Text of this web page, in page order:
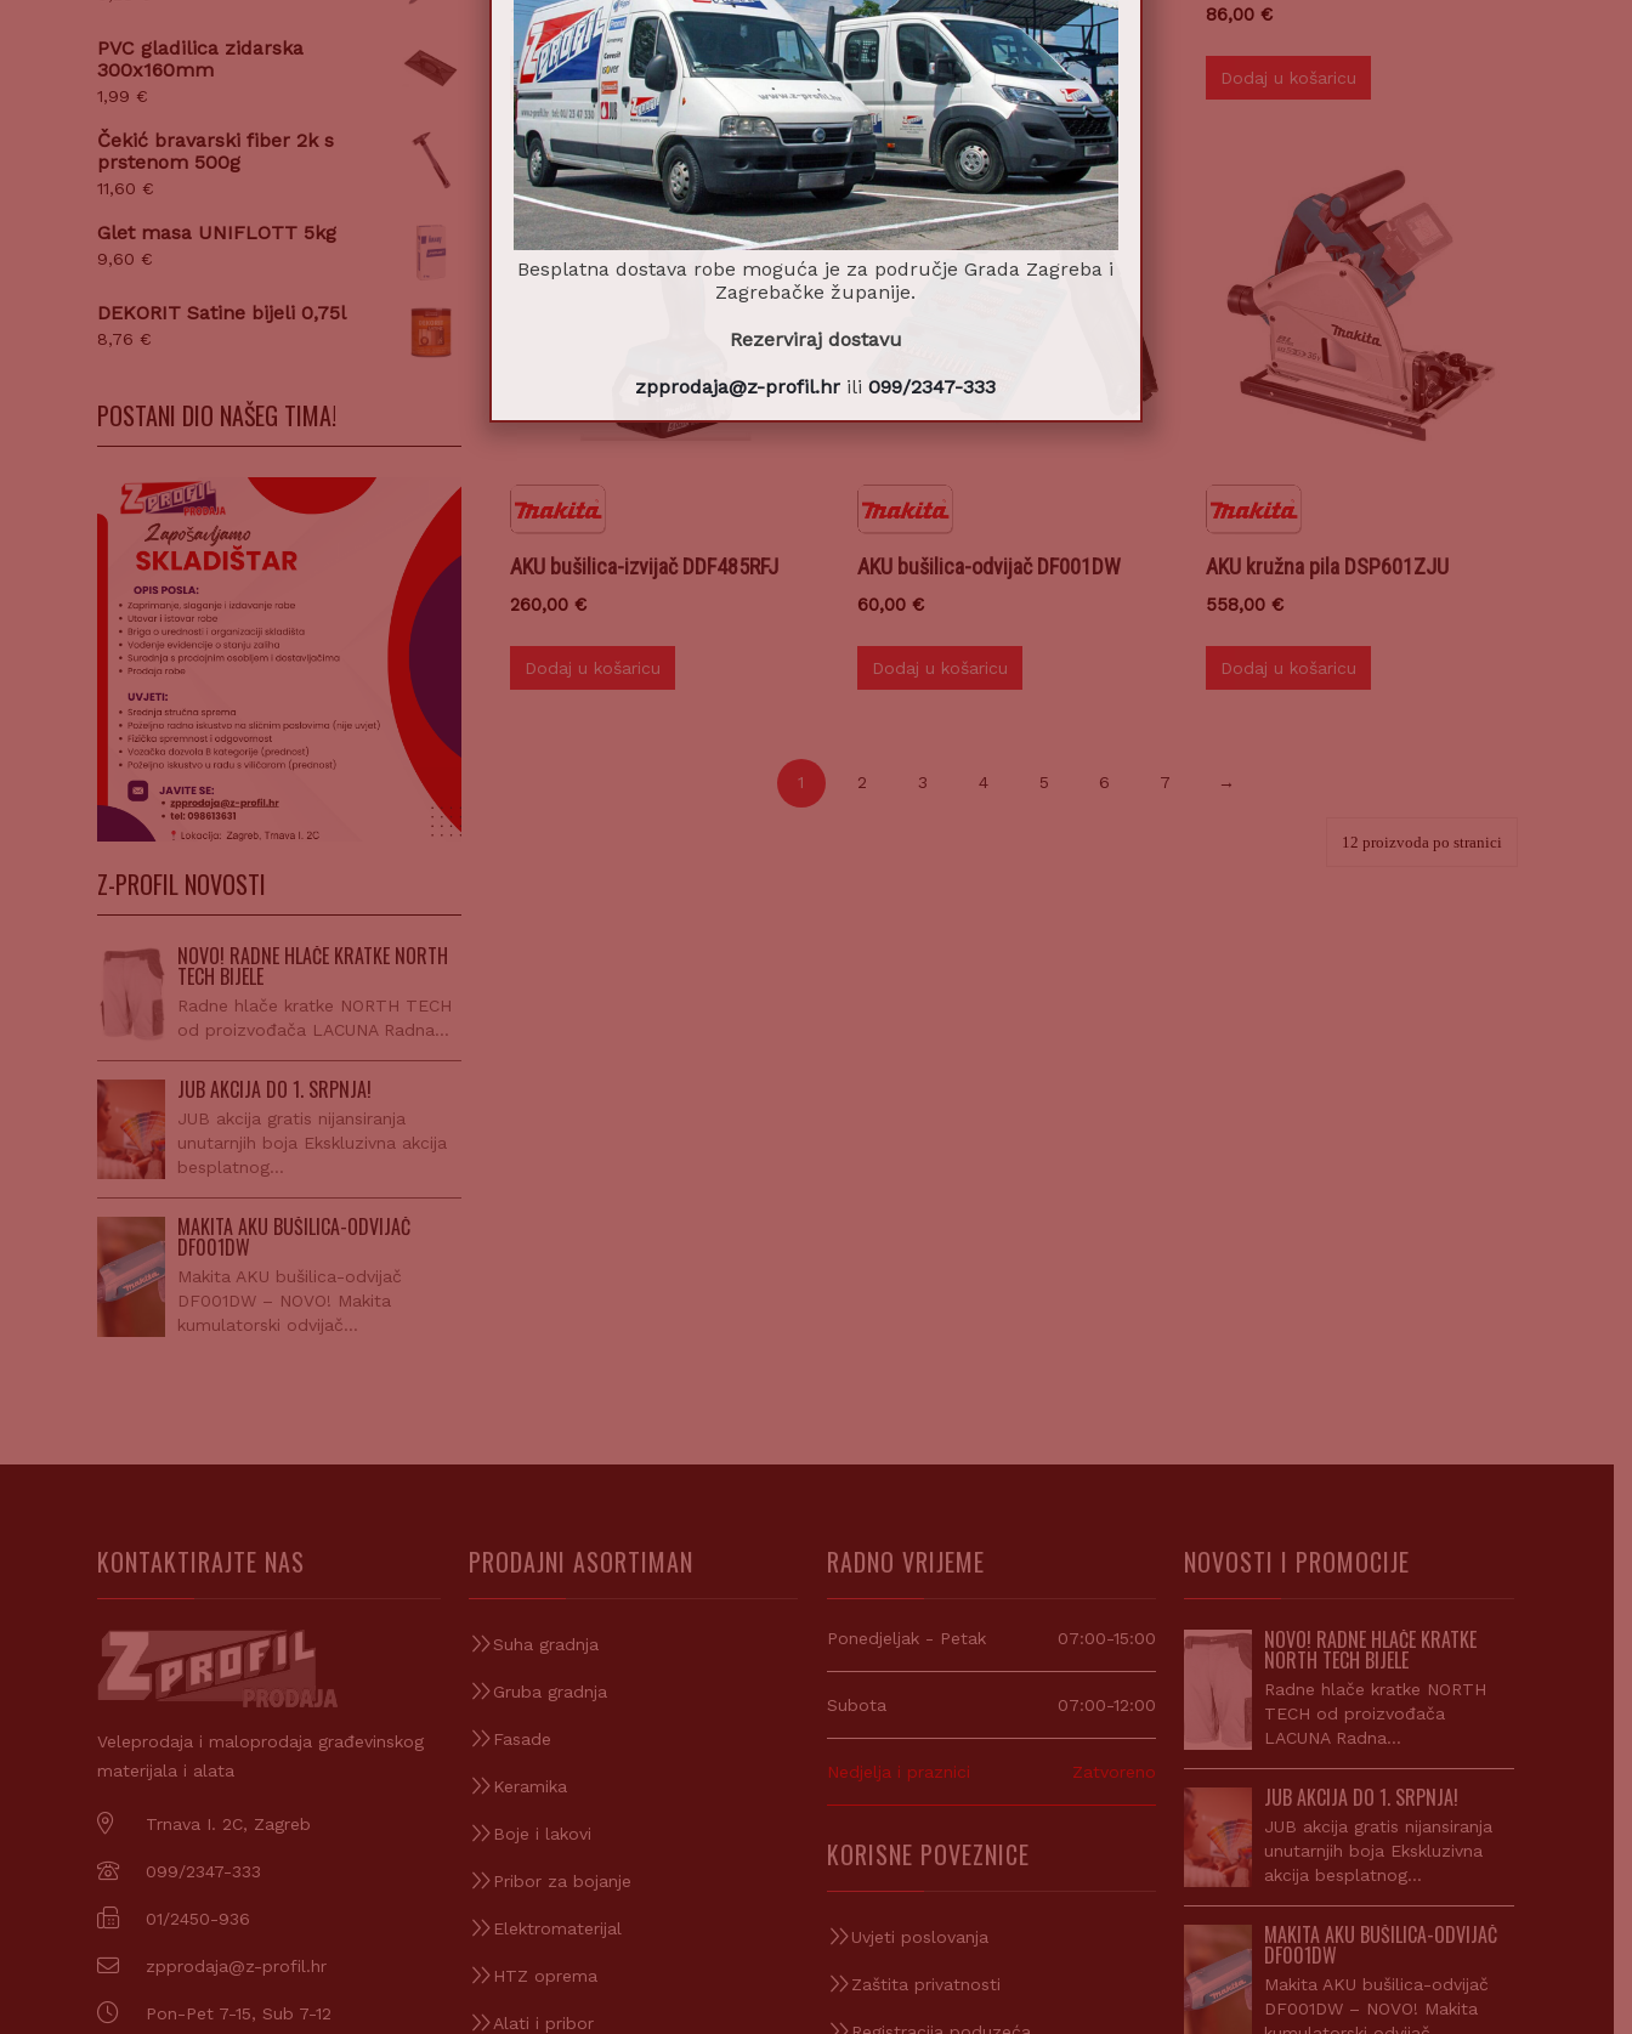
250,00€
Dodaj u košaricu
446,00€
Dodaj u košaricu
86,00 €
Dodaj u košaricu
AKU bušilica-izvijač DDF485RFJ
260,00 €
Dodaj u košaricu
AKU bušilica-odvijač DF001DW
60,00€
Dodaj u košaricu
AKU kružna pila DSP601ZJU
558,00 €
Dodaj u košaricu
1 2 3 4 5 6 7 →
PVC gladilica zidarska
300x160mm
1,99 €
Čekić bravarski fiber 2k s
prstenom 500g
11,60 €
Glet masa UNIFLOTT 5kg
9,60 €
DEKORIT Satine bijeli 0,75l
8,76 €
POSTANI DIO NAŠEG TIMA!
Z-PROFIL NOVOSTI
NOVO! RADNE HLAČE KRATKE NORTH
TECH BIJELE
Radne hlače kratke NORTH TECH
od proizvođača LACUNA Radna…
JUB AKCIJA DO 1. SRPNJA!
JUB akcija gratis nijansiranja
unutarnjih boja Ekskluzivna akcija
besplatnog…
MAKITA AKU BUŠILICA-ODVIJAČ
DF001DW
Makita AKU bušilica-odvijač
DF001DW – NOVO! Makita
kumulatorski odvijač…
KONTAKTIRAJTE NAS
Veleprodaja i maloprodaja građevinskog
materijala i alata
Trnava I. 2C, Zagreb
099/2347-333
01/2450-936
zpprodaja@z-profil.hr
Pon-Pet 7-15, Sub 7-12
PRODAJNI ASORTIMAN
Suha gradnja
Gruba gradnja
Fasade
Keramika
Boje i lakovi
Pribor za bojanje
Elektromaterijal
HTZ oprema
Alati i pribor
RADNO VRIJEME
Ponedjeljak - Petak 07:00-15:00
Subota 07:00-12:00
Nedjelja i praznici Zatvoreno
KORISNE POVEZNICE
Uvjeti poslovanja
Zaštita privatnosti
NOVOSTI I PROMOCIJE
NOVO! RADNE HLAČE KRATKE
NORTH TECH BIJELE
Radne hlače kratke NORTH
TECH od proizvođača
LACUNA Radna…
JUB AKCIJA DO 1. SRPNJA!
JUB akcija gratis nijansiranja
unutarnjih boja Ekskluzivna
akcija besplatnog…
MAKITA AKU BUŠILICA-ODVIJAČ
DF001DW
Makita AKU bušilica-odvijač
DF001DW – NOVO! Makita
Besplatna dostava robe moguća je za područje Grada Zagreba i
Zagrebačke županije.
Rezerviraj dostavu
zpprodaja@z-profil.hr ili099/2347-333